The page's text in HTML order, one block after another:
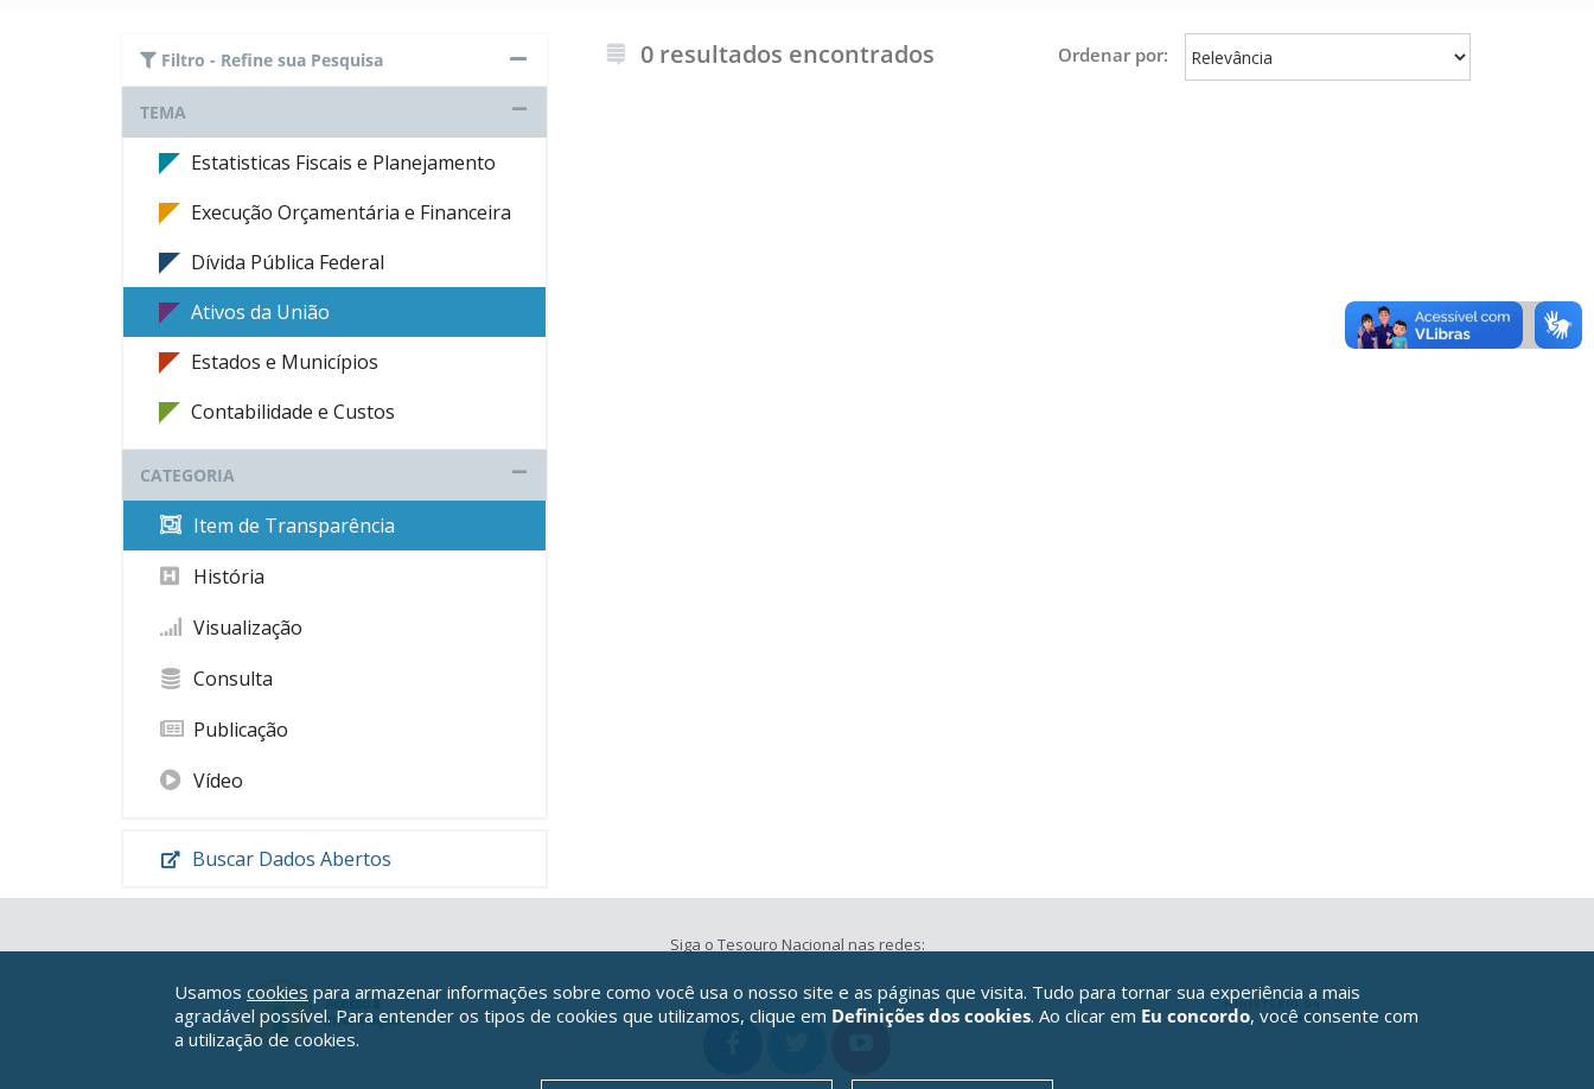
Filtro - Refine sua Pesquisa
TEMA
Estatisticas Fiscais e Planejamento
Execução Orçamentária e Financeira
Dívida Pública Federal
Ativos da União
Estados e Municípios
Contabilidade e Custos
CATEGORIA
Item de Transparência
História
Visualização
Consulta
Publicação
Vídeo
Buscar Dados Abertos
0 resultados encontrados Ordenar por:
Siga o Tesouro Nacional nas redes:
Usamos cookies para armazenar informações sobre como você usa o nosso site e as páginas que visita. Tudo para tornar sua experiência a mais
agradável possível. Para entender os tipos de cookies que utilizamos, clique em Definições dos cookies. Ao clicar em Eu concordo, você consente com
a utilização de cookies.